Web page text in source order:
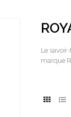
Le
marque